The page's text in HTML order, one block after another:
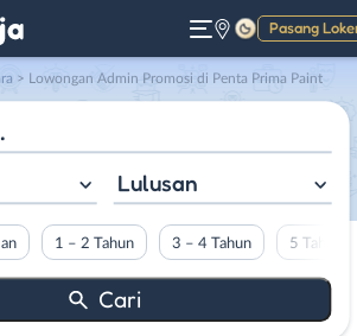
Pasang
Gelap
> Lowongan Admin Promosi di Penta Prima Paint
Lulusan
1 – 2 Tahun 3 – 4 Tahun 5 Tahun